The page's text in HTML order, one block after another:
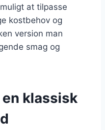
at tilpasse
kostbehov og
version man
smag og
en klassisk